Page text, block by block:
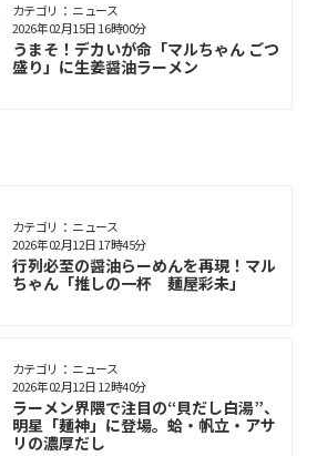
カテゴリ： ニュース
うまそ！デカいが命「マルちゃん ごつ
盛り」に生姜醤油ラーメン
2026年02月15日 16時00分
カテゴリ： ニュース
行列必至の醤油らーめんを再現！マル
ちゃん「推しの一杯 麺屋彩未」
2026年02月12日 17時45分
カテゴリ： ニュース
ラーメン界隈で注目の“貝だし白湯”、
明星「麺神」に登場。蛤・帆立・アサ
リの濃厚だし
2026年02月12日 12時40分